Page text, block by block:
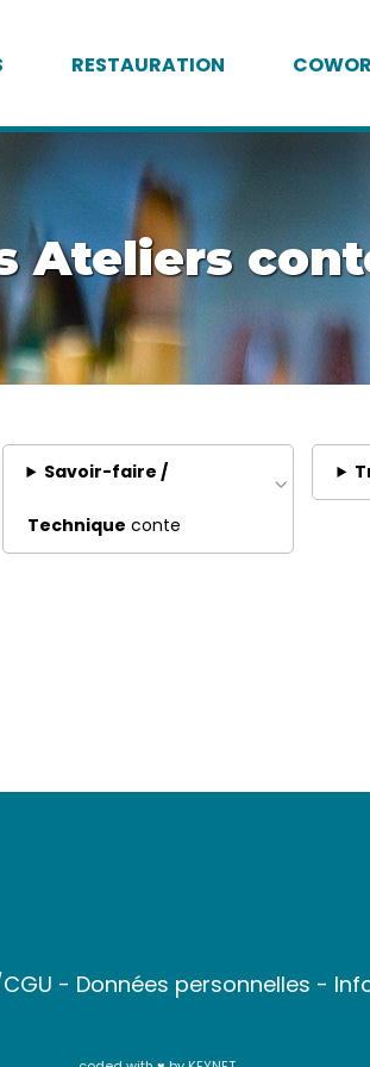
RESTAURATION
Ateliers
Savoir-faire /
Technique conte
- Données personnelles -